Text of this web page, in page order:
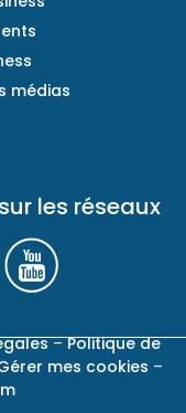
médias
les réseaux
–Politique de
mes cookies –